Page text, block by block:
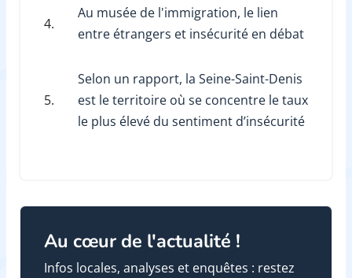
4.
Au musée de l'immigration, le lien
entre étrangers et insécurité en débat
5.
Selon un rapport, la Seine-Saint-Denis
est le territoire où se concentre le taux
le plus élevé du sentiment d’insécurité
Au cœur de l'actualité !
Infos locales, analyses et enquêtes : restez